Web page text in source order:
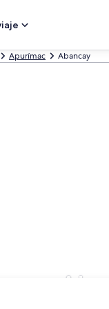
Apurímac Abancay
en